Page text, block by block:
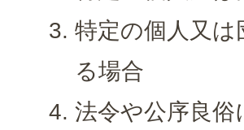
特定の個人又
る場合
法令や公序良